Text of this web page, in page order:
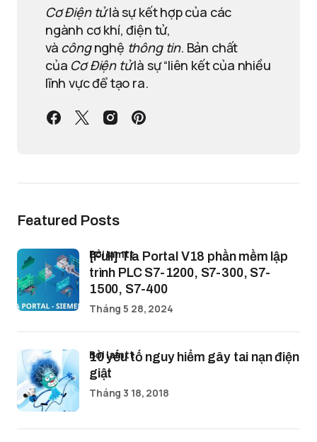
Cơ Điện tửlà sự kết hợp của các
ngành cơ khí, điện tử,
và côngnghệ thông tin. Bản chất
của Cơ Điện tửlà sự “liên kết của nhiều
lĩnh vực để tạo ra.
Featured Posts
[Full] Tia Portal V18 phần mềm lập
trình PLC S7-1200, S7-300, S7-
1500, S7-400
bởi lamtt
Tháng 5 28, 2024
10 yếu tố nguy hiểm gây tai nạn điện
giật
bởi lamtt
Tháng 3 18, 2018